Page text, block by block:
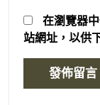
在瀏覽器
站網址，以供